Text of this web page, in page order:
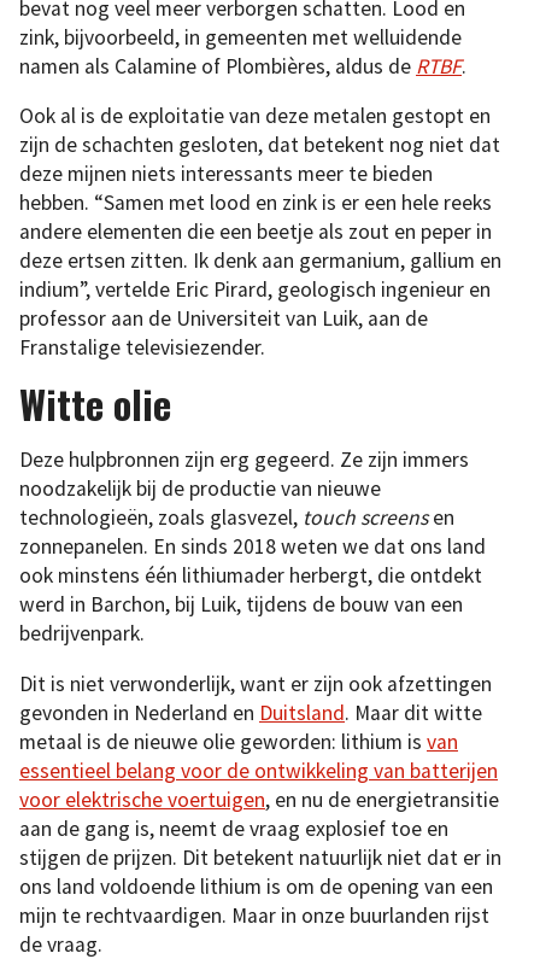
bevat nog veel meer verborgen schatten. Lood en
zink, bijvoorbeeld, in gemeenten met welluidende
namen als Calamine of Plombières, aldus de RTBF.
Ook al is de exploitatie van deze metalen gestopt en
zijn de schachten gesloten, dat betekent nog niet dat
deze mijnen niets interessants meer te bieden
hebben. “Samen met lood en zink is er een hele reeks
andere elementen die een beetje als zout en peper in
deze ertsen zitten. Ik denk aan germanium, gallium en
indium”, vertelde Eric Pirard, geologisch ingenieur en
professor aan de Universiteit van Luik, aan de
Franstalige televisiezender.
Witte olie
Deze hulpbronnen zijn erg gegeerd. Ze zijn immers
noodzakelijk bij de productie van nieuwe
technologieën, zoals glasvezel, touch screensen
zonnepanelen. En sinds 2018 weten we dat ons land
ook minstens één lithiumader herbergt, die ontdekt
werd in Barchon, bij Luik, tijdens de bouw van een
bedrijvenpark.
Dit is niet verwonderlijk, want er zijn ook afzettingen
gevonden in Nederland en Duitsland. Maar dit witte
metaal is de nieuwe olie geworden: lithium is van
essentieel belang voor de ontwikkeling van batterijen
voor elektrische voertuigen, en nu de energietransitie
aan de gang is, neemt de vraag explosief toe en
stijgen de prijzen. Dit betekent natuurlijk niet dat er in
ons land voldoende lithium is om de opening van een
mijn te rechtvaardigen. Maar in onze buurlanden rijst
de vraag.